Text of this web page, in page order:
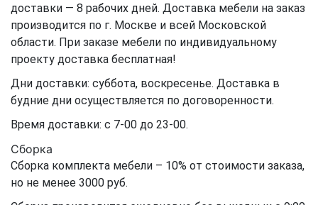
доставки — 8 рабочих дней. Доставка мебели на заказ
производится по г. Москве и всей Московской
области. При заказе мебели по индивидуальному
проекту доставка бесплатная!
Дни доставки: суббота, воскресенье. Доставка в
будние дни осуществляется по договоренности.
Время доставки: с 7-00 до 23-00.
Сборка
Сборка комплекта мебели – 10% от стоимости заказа,
но не менее 3000 руб.